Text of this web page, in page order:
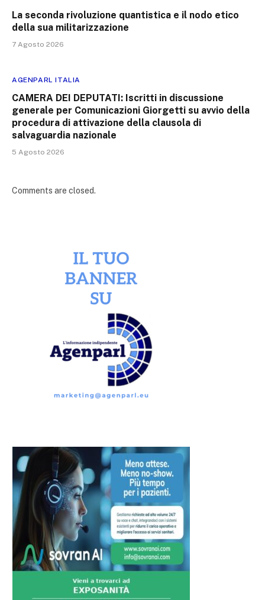
La seconda rivoluzione quantistica e il nodo etico
della sua militarizzazione
7 Agosto 2026
AGENPARL ITALIA
CAMERA DEI DEPUTATI: Iscritti in discussione
generale per Comunicazioni Giorgetti su avvio della
procedura di attivazione della clausola di
salvaguardia nazionale
5 Agosto 2026
Comments are closed.